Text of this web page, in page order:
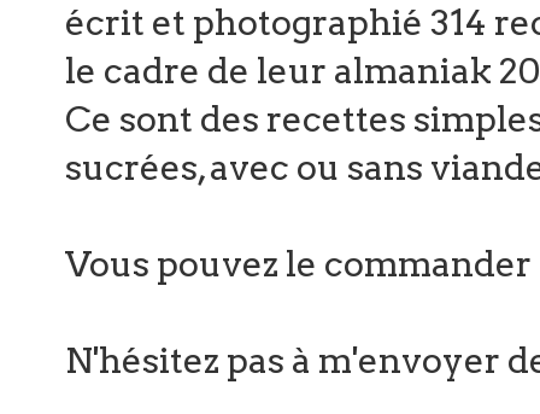
écrit et photographié 314
le cadre de leur almaniak
Ce sont des recettes
sucrées, avec ou sans
Vous pouvez le
N'hésitez pas à m'envoyer